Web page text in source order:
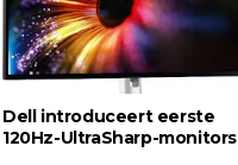
Dell introduceert eerste
120Hz-UltraSharp-monitors